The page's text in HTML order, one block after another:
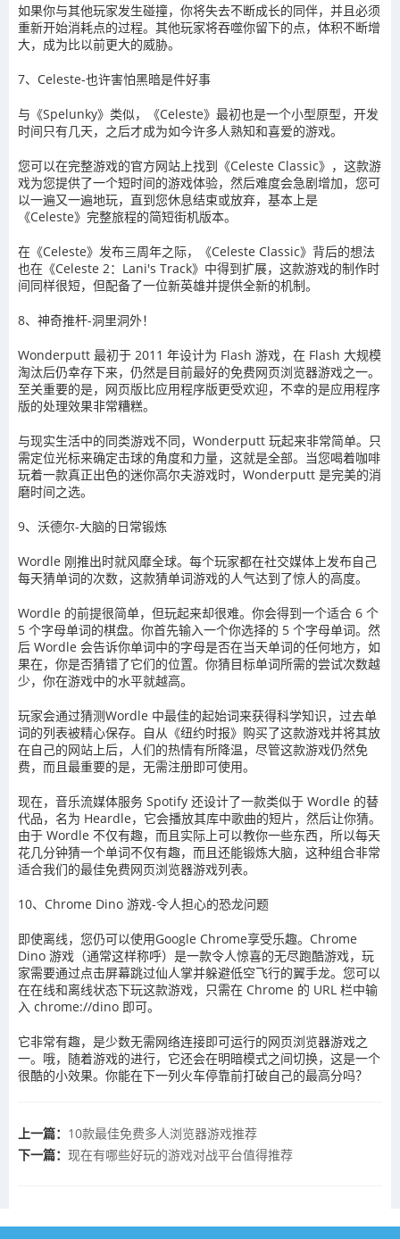
如果你与其他玩家发生碰撞，你将失去不断成长的同伴，并且必须
重新开始消耗点的过程。其他玩家将吞噬你留下的点，体积不断增
大，成为比以前更大的威胁。
7、Celeste-也许害怕黑暗是件好事
与《Spelunky》类似，《Celeste》最初也是一个小型原型，开发
时间只有几天，之后才成为如今许多人熟知和喜爱的游戏。
您可以在完整游戏的官方网站上找到《Celeste Classic》，这款游
戏为您提供了一个短时间的游戏体验，然后难度会急剧增加，您可
以一遍又一遍地玩，直到您休息结束或放弃，基本上是
《Celeste》完整旅程的简短街机版本。
在《Celeste》发布三周年之际，《Celeste Classic》背后的想法
也在《Celeste 2：Lani's Track》中得到扩展，这款游戏的制作时
间同样很短，但配备了一位新英雄并提供全新的机制。
8、神奇推杆-洞里洞外！
Wonderputt 最初于 2011 年设计为 Flash 游戏，在 Flash 大规模
淘汰后仍幸存下来，仍然是目前最好的免费网页浏览器游戏之一。
至关重要的是，网页版比应用程序版更受欢迎，不幸的是应用程序
版的处理效果非常糟糕。
与现实生活中的同类游戏不同，Wonderputt 玩起来非常简单。只
需定位光标来确定击球的角度和力量，这就是全部。当您喝着咖啡
玩着一款真正出色的迷你高尔夫游戏时，Wonderputt 是完美的消
磨时间之选。
9、沃德尔-大脑的日常锻炼
Wordle 刚推出时就风靡全球。每个玩家都在社交媒体上发布自己
每天猜单词的次数，这款猜单词游戏的人气达到了惊人的高度。
Wordle 的前提很简单，但玩起来却很难。你会得到一个适合 6 个
5 个字母单词的棋盘。你首先输入一个你选择的 5 个字母单词。然
后 Wordle 会告诉你单词中的字母是否在当天单词的任何地方，如
果在，你是否猜错了它们的位置。你猜目标单词所需的尝试次数越
少，你在游戏中的水平就越高。
玩家会通过猜测Wordle 中最佳的起始词来获得科学知识，过去单
词的列表被精心保存。自从《纽约时报》购买了这款游戏并将其放
在自己的网站上后，人们的热情有所降温，尽管这款游戏仍然免
费，而且最重要的是，无需注册即可使用。
现在，音乐流媒体服务 Spotify 还设计了一款类似于 Wordle 的替
代品，名为 Heardle，它会播放其库中歌曲的短片，然后让你猜。
由于 Wordle 不仅有趣，而且实际上可以教你一些东西，所以每天
花几分钟猜一个单词不仅有趣，而且还能锻炼大脑，这种组合非常
适合我们的最佳免费网页浏览器游戏列表。
10、Chrome Dino 游戏-令人担心的恐龙问题
即使离线，您仍可以使用Google Chrome享受乐趣。Chrome
Dino 游戏（通常这样称呼）是一款令人惊喜的无尽跑酷游戏，玩
家需要通过点击屏幕跳过仙人掌并躲避低空飞行的翼手龙。您可以
在在线和离线状态下玩这款游戏，只需在 Chrome 的 URL 栏中输
入 chrome://dino 即可。
它非常有趣，是少数无需网络连接即可运行的网页浏览器游戏之
一。哦，随着游戏的进行，它还会在明暗模式之间切换，这是一个
很酷的小效果。你能在下一列火车停靠前打破自己的最高分吗？
上一篇： 10款最佳免费多人浏览器游戏推荐
下一篇： 现在有哪些好玩的游戏对战平台值得推荐